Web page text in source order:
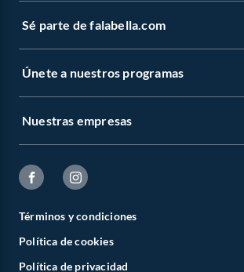
Sé parte de falabella.com
Únete a nuestros programas
Nuestras empresas
Términos y condiciones
Política de cookies
Política de privacidad